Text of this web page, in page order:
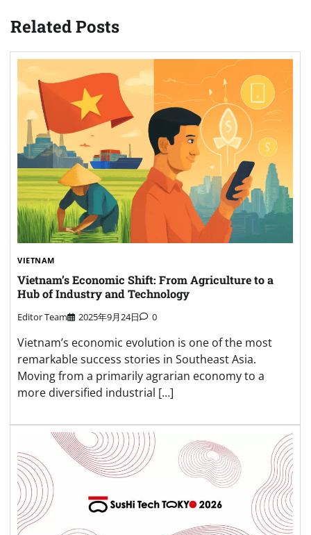
Related Posts
VIETNAM
Vietnam’s Economic Shift: From Agriculture to a
Hub of Industry and Technology
Editor Team 2025年9月24日 0
Vietnam’s economic evolution is one of the most
remarkable success stories in Southeast Asia.
Moving from a primarily agrarian economy to a
more diversified industrial […]